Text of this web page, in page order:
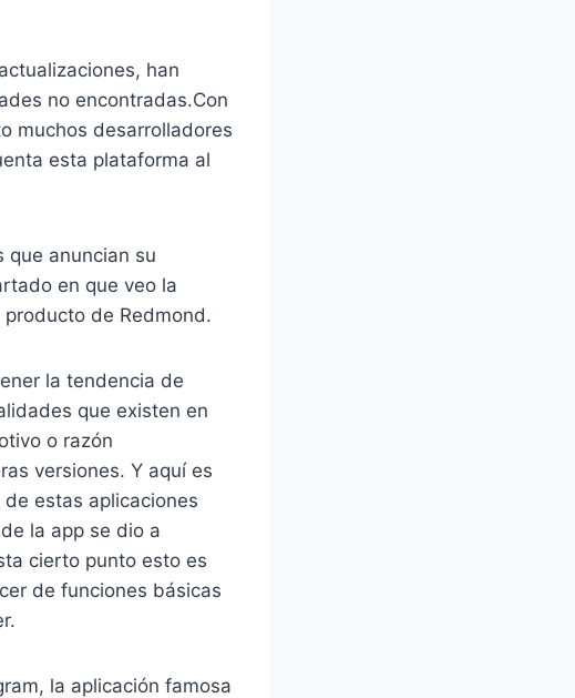
han
no encontradas.Con
muchos desarrolladores
esta plataforma al
que anuncian su
en que veo la
de Redmond.
la tendencia de
que existen en
o razón
versiones. Y aquí es
estas aplicaciones
la app se dio a
cierto punto esto es
de funciones básicas
la aplicación famosa